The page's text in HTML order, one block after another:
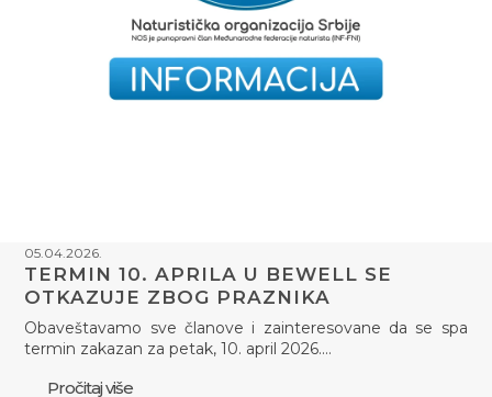
05.04.2026.
TERMIN 10. APRILA U BEWELL SE
OTKAZUJE ZBOG PRAZNIKA
Obaveštavamo sve članove i zainteresovane da se spa
termin zakazan za petak, 10. april 2026.…
Pročitaj više